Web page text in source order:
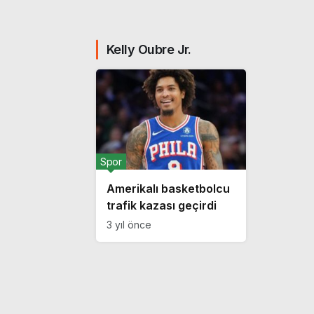
Kelly Oubre Jr.
Amerikalı basketbolcu
trafik kazası geçirdi
Spor
3 yıl önce